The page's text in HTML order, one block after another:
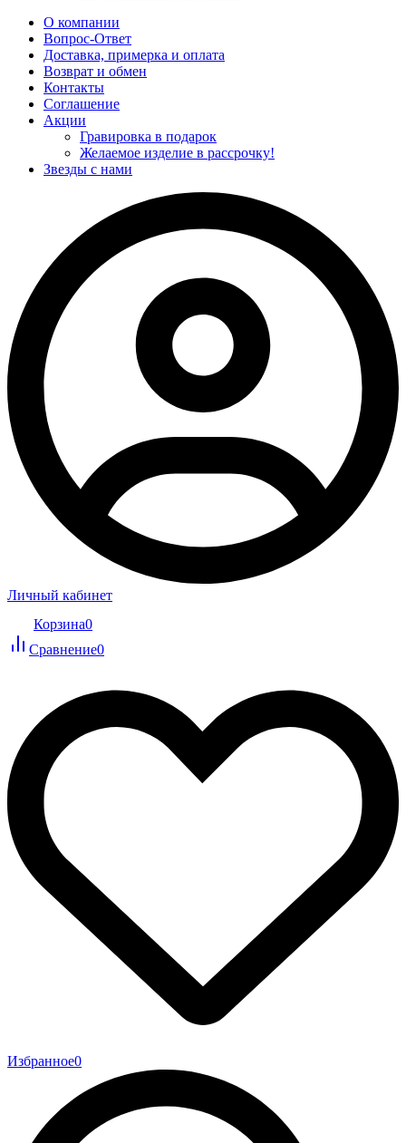
О компании
Вопрос-Ответ
Доставка, примерка и оплата
Возврат и обмен
Контакты
Соглашение
Акции
Гравировка в подарок
Желаемое изделие в рассрочку!
Звезды с нами
Личный кабинет
Корзина0
Сравнение0
Избранное0